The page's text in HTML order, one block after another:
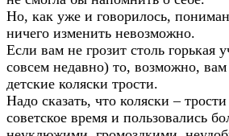
Но, как уже и говорилось,
ничего изменить невозможно.
Если вам не грозит столь
совсем недавно) то, возможно,
детские коляски трости.
Надо сказать, что коляски –
советское время и пользовались